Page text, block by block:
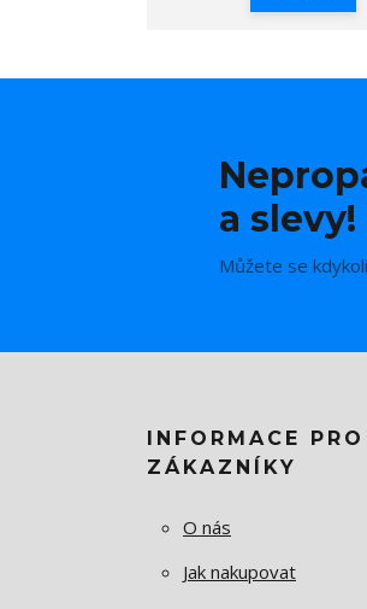
a slevy!
Můžete se
INFORMACE PRO
ZÁKAZNÍKY
O nás
Jak nakupovat